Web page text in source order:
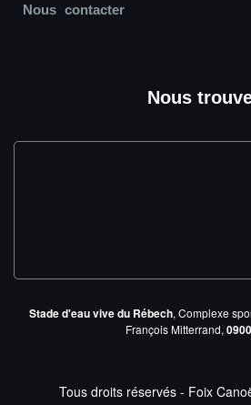
Nous contacter
Nous
Stade d'eau vive du Rébech, Complexe
François Mitterrand,
Tous droits réservés - Foix